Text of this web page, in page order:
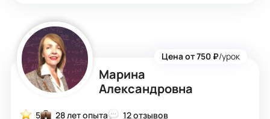
Марина
Александровна
Цена от 750 ₽/урок
5 28 лет опыта
12 отзывов